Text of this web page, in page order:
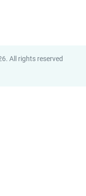
All rights reserved